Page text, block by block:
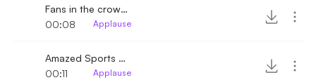
Fans in the crowd applause and cheers
00:08
Applause
Amazed Sports Game crowd cheers
00:11
Applause